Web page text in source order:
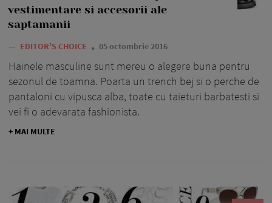
vestimentare si accesorii ale
saptamanii
— EDITOR’S CHOICE 05 octombrie 2016
Hainele masculine sunt mereu o alegere buna pentru
sezonul de toamna. Poarta un trench bej si o perche de
pantaloni cu vipusca alba, toate cu taieturi barbatesti si
vei fi o adevarata fashionista.
+ MAI MULTE